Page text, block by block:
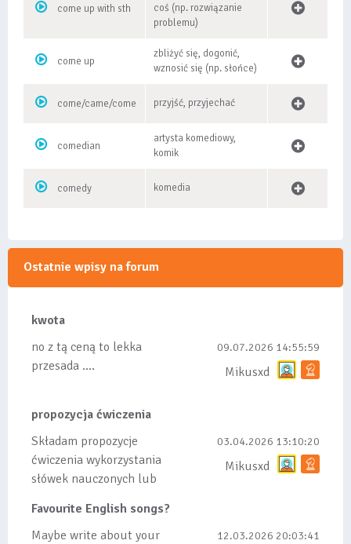
come up with sth
coś (np. rozwiązanie
problemu)
come up
zbliżyć się, dogonić,
wznosić się (np. słońce)
come/came/come przyjść, przyjechać
comedian
artysta komediowy,
komik
comedy komedia
Ostatnie wpisy na forum
kwota
no z tą ceną to lekka
przesada ....
09.07.2026 14:55:59
Mikusxd
propozycja ćwiczenia
Składam propozycje
ćwiczenia wykorzystania
słówek nauczonych lub
tez ze wszys...
03.04.2026 13:10:20
Mikusxd
Favourite English songs?
Maybe write about your
12.03.2026 20:03:41